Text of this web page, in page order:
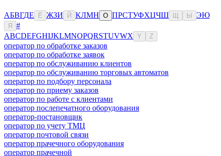
АБВГДЕ Ё ЖЗИ Й КЛМН О ПРСТУФХЦЧШ Ы ЭЮ
Я
#
ABCDEFGHIJKLMNOPQRSTUVWX Y Z
оператор по обработке заказов
оператор по обработке заявок
оператор по обслуживанию клиентов
оператор по обслуживанию торговых автоматов
оператор по подбору персонала
оператор по приему заказов
оператор по работе с клиентами
оператор послепечатного оборудования
оператор-постановщик
оператор по учету ТМЦ
оператор почтовой связи
оператор прачечного оборудования
оператор прачечной